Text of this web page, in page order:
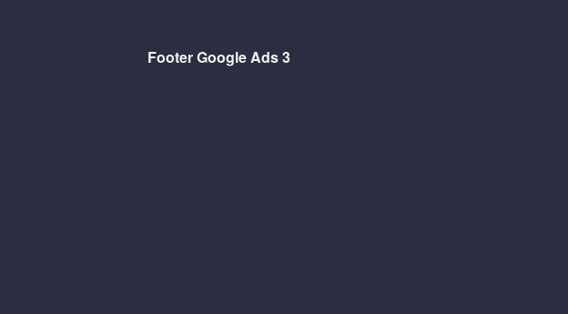
Footer Google Ads 3